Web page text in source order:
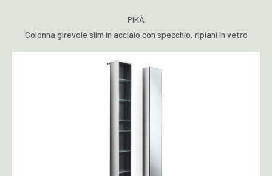
PIKÀ
Colonna girevole slim in acciaio con specchio, ripiani in vetro